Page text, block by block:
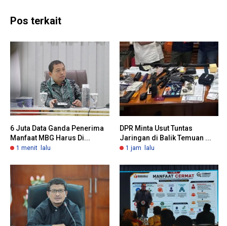
Pos terkait
6 Juta Data Ganda Penerima
Manfaat MBG Harus Di...
1 menit lalu
DPR Minta Usut Tuntas
Jaringan di Balik Temuan ...
1 jam lalu